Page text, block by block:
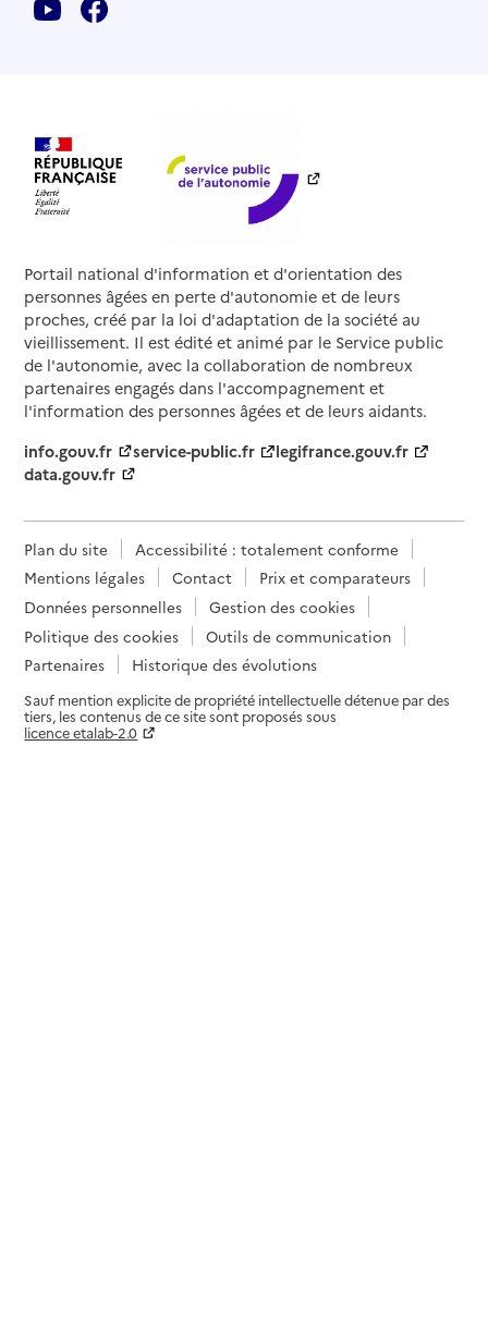
Portail national d'information et d'orientation des
personnes âgées en perte d'autonomie et de leurs
proches, créé par la loi d'adaptation de la société au
vieillissement. Il est édité et animé par le Service public
de l'autonomie, avec la collaboration de nombreux
partenaires engagés dans l'accompagnement et
l'information des personnes âgées et de leurs aidants.
info.gouv.fr
service-public.fr
legifrance.gouv.fr
data.gouv.fr
Plan du site
Accessibilité : totalement conforme
Mentions légales
Contact
Prix et comparateurs
Données personnelles
Gestion des cookies
Politique des cookies
Outils de communication
Partenaires
Historique des évolutions
Sauf mention explicite de propriété intellectuelle détenue par des
tiers, les contenus de ce site sont proposés sous
licence etalab-2.0